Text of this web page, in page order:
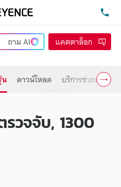
ถามAI แคตตาล็อก
น ดาวน์โหลด บริการช่วยเหลือ
รวจจับ, 1300